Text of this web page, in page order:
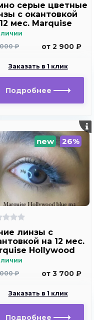
серые цветные
c окантовкой
мес. Marquise
gray ( с легким
) ₽
от 2 900 ₽
Заказать в 1 клик
Подробнее
new 26%
линзы c
на 12 мес.
Hollywood
m2
₽
от 3 700 ₽
Заказать в 1 клик
Подробнее